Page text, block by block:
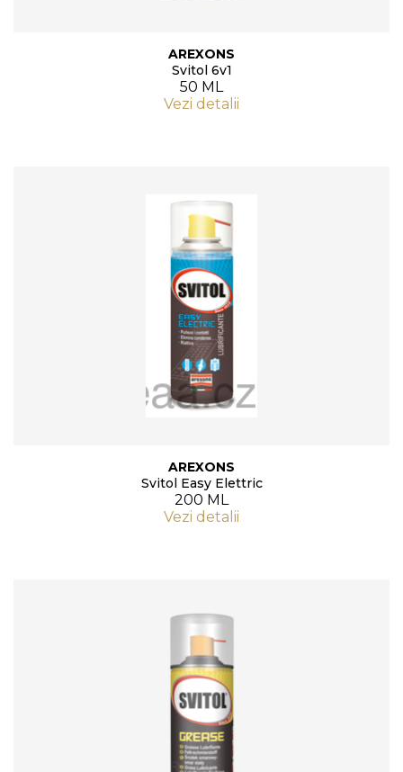
AREXONS
Svitol 6v1
50 ML
Vezi detalii
AREXONS
Svitol Easy Elettric
200 ML
Vezi detalii